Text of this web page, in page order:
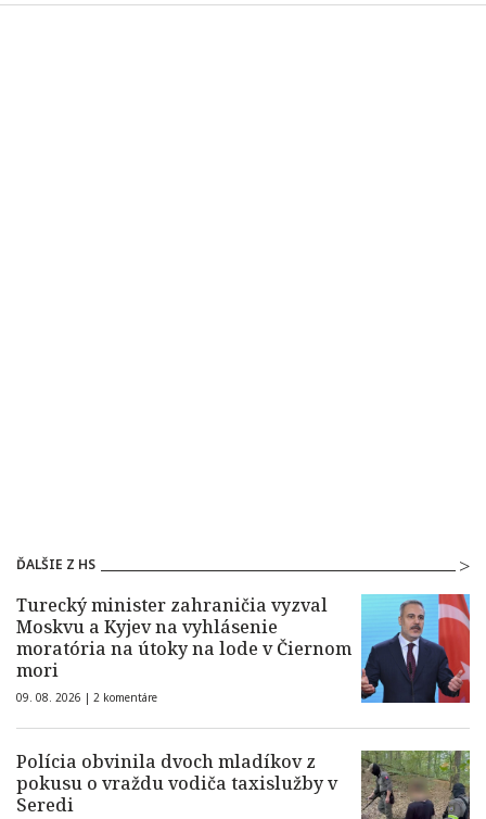
ĎALŠIE Z HS
Turecký minister zahraničia vyzval
Moskvu a Kyjev na vyhlásenie
moratória na útoky na lode v Čiernom
mori
09. 08. 2026 | 2 komentáre
Polícia obvinila dvoch mladíkov z
pokusu o vraždu vodiča taxislužby v
Seredi